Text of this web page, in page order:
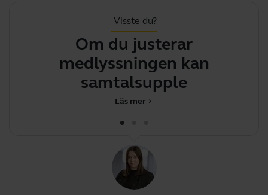
Visste du?
Om du justerar
medlyssningen kan
samtalsupplevelsen fö
chevron_right
Läs mer